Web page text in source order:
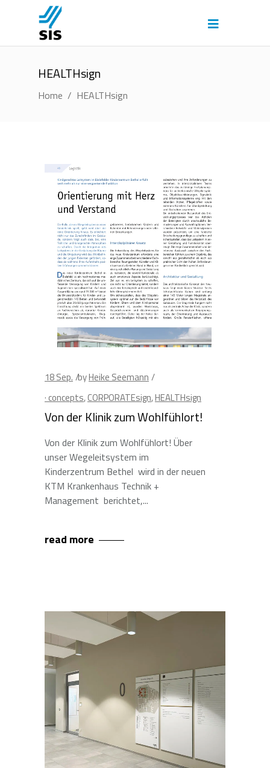
HEALTHsign
Home / HEALTHsign
18Sep. byHeike Seemann
· concepts,CORPORATEsign,HEALTHsign
Von der Klinik zum Wohlfühlort!
Von der Klinik zum Wohlfühlort! Über
unser Wegeleitsystem im
Kinderzentrum Bethel wird in der neuen
KTM Krankenhaus Technik +
Management berichtet,
read more